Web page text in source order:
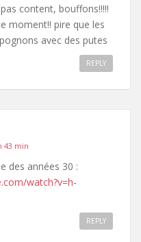
content, bouffons!!!!!
moment!! pire que les
avec des putes
REPLY
43 min
des années 30 :
watch?v=h-
REPLY